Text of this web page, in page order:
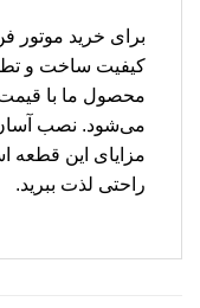
کیفیت ساخت و
محصول ما با
می‌شود. نصب آسان
مزایای این قطعه
راحتی لذت ببرید.